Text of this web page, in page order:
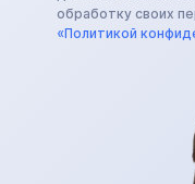
обработку своих
«Политикой